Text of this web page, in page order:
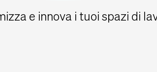
e innova i tuoi spazi di